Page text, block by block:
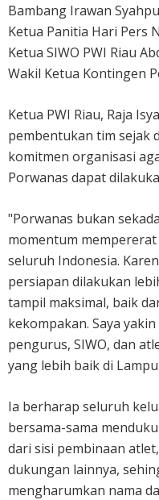
Bambang Irawan
Ketua Panitia Hari Pers
Ketua SIWO PWI Riau
Wakil Ketua Kontingen
Ketua PWI Riau, Raja
pembentukan tim sejak
komitmen organisasi
Porwanas dapat
"Porwanas bukan
momentum
seluruh Indonesia.
persiapan dilakukan
tampil maksimal, baik
kekompakan. Saya
pengurus, SIWO, dan
yang lebih baik di
Ia berharap seluruh
bersama-sama
dari sisi pembinaan
dukungan lainnya,
mengharumkan nama